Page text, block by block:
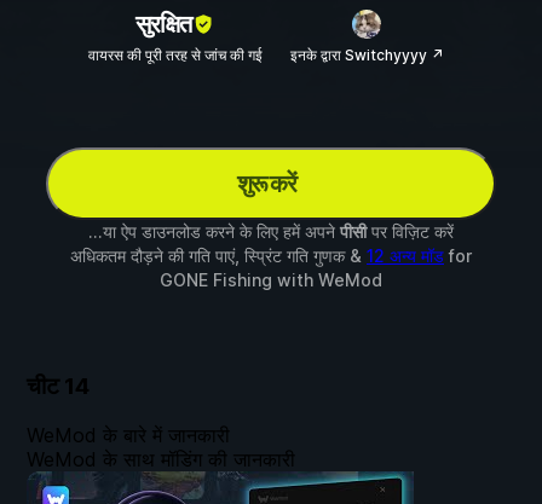
सुरक्षित
वायरस की पूरी तरह से जांच की गई इनके द्वारा Switchyyyy ↗
शुरू करें
...या ऐप डाउनलोड करने के लिए हमें अपने पीसीपर विज़िट करें
अधिकतम दौड़ने की गति पाएं, स्प्रिंट गति गुणक & 12 अन्य मॉडfor
GONE Fishing with WeMod
चीट 14
WeMod के बारे में जानकारी
WeMod के साथ मॉडिंग की जानकारी